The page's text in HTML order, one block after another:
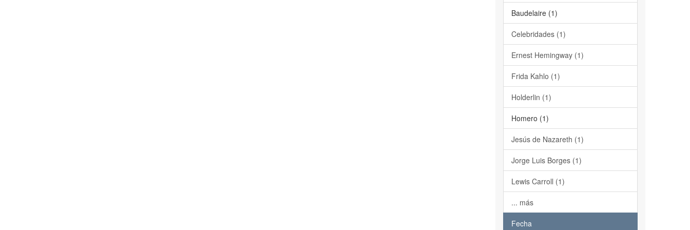
Baudelaire (1)
Celebridades (1)
Ernest Hemingway (1)
Frida Kahlo (1)
Holderlin (1)
Homero (1)
Jesús de Nazareth (1)
Jorge Luis Borges (1)
Lewis Carroll (1)
... más
Fecha